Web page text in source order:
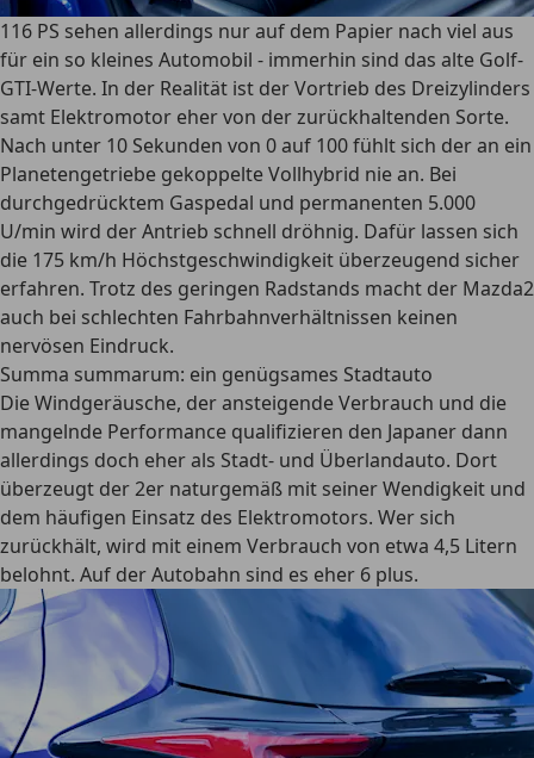
116 PS sehen allerdings nur auf dem Papier nach viel aus
für ein so kleines Automobil - immerhin sind das alte Golf-
GTI-Werte. In der Realität ist der Vortrieb des Dreizylinders
samt Elektromotor eher von der zurückhaltenden Sorte.
Nach unter 10 Sekunden von 0 auf 100 fühlt sich der an ein
Planetengetriebe gekoppelte Vollhybrid nie an. Bei
durchgedrücktem Gaspedal und permanenten 5.000
U/min wird der Antrieb schnell dröhnig. Dafür lassen sich
die 175 km/h Höchstgeschwindigkeit überzeugend sicher
erfahren. Trotz des geringen Radstands macht der Mazda2
auch bei schlechten Fahrbahnverhältnissen keinen
nervösen Eindruck.
Summa summarum: ein genügsames Stadtauto
Die Windgeräusche, der ansteigende Verbrauch und die
mangelnde Performance qualifizieren den Japaner dann
allerdings doch eher als Stadt- und Überlandauto. Dort
überzeugt der 2er naturgemäß mit seiner Wendigkeit und
dem häufigen Einsatz des Elektromotors. Wer sich
zurückhält, wird mit einem Verbrauch von etwa 4,5 Litern
belohnt. Auf der Autobahn sind es eher 6 plus.